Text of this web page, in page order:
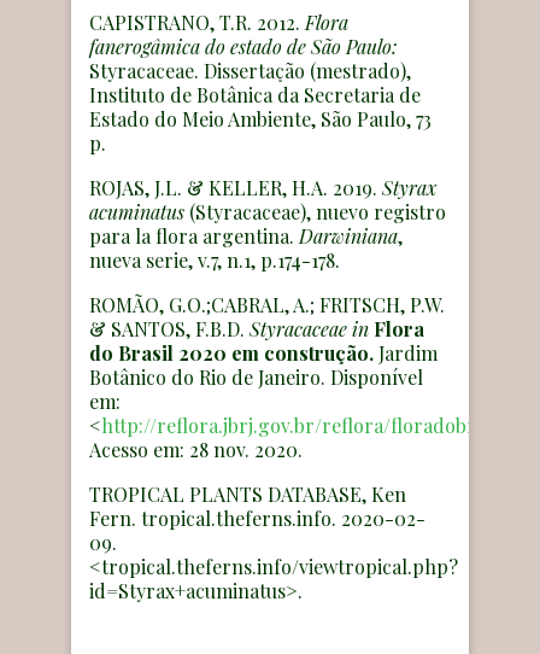
CAPISTRANO, T.R. 2012. Flora
fanerogâmica do estado de São Paulo:
Styracaceae. Dissertação (mestrado),
Instituto de Botânica da Secretaria de
Estado do Meio Ambiente, São Paulo, 73
p.
ROJAS, J.L. & KELLER, H.A. 2019. Styrax
acuminatus (Styracaceae), nuevo registro
para la flora argentina. Darwiniana,
nueva serie, v.7, n.1, p.174-178.
ROMÃO, G.O.;CABRAL, A.; FRITSCH, P.W.
& SANTOS, F.B.D. Styracaceaein Flora
do Brasil 2020 em construção.Jardim
Botânico do Rio de Janeiro. Disponível
em:
<http://reflora.jbrj.gov.br/reflora/floradobrasil/
Acesso em: 28 nov. 2020.
TROPICAL PLANTS DATABASE, Ken
Fern. tropical.theferns.info. 2020-02-
09.
<tropical.theferns.info/viewtropical.php?
id=Styrax+acuminatus>.